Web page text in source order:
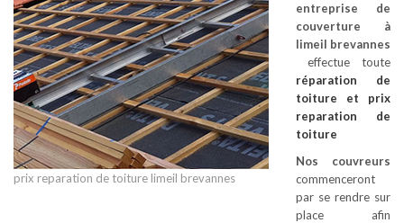
prix reparation de toiture limeil brevannes
entreprise de
couverture à
limeil brevannes
effectue toute
réparation de
toiture et prix
reparation de
toiture
Nos couvreurs
commenceront
par se rendre sur
place afin